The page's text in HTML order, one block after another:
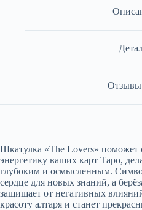
Отзывы
Шкатулка «The Lovers» поможет
энергетику ваших карт Таро,
глубоким и осмысленным.
сердце для новых знаний, а
защищает от негативных
красоту алтаря и станет